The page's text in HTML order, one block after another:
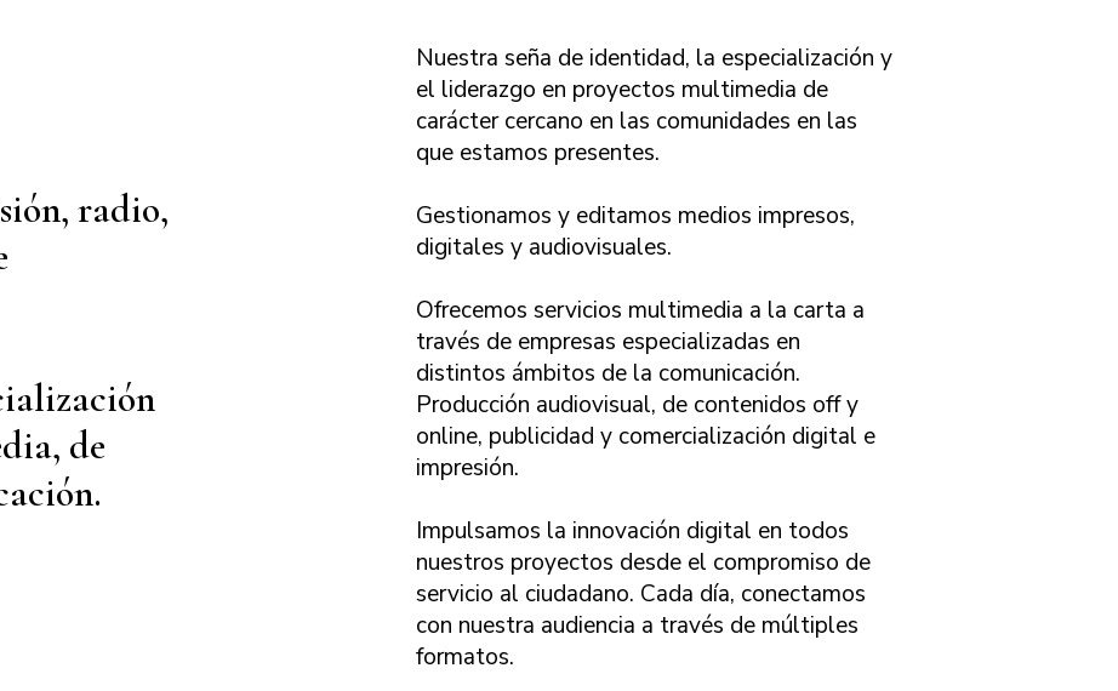
radio,
de
Nuestra seña de identidad, la especialización y
el liderazgo en proyectos multimedia de
carácter cercano en las comunidades en las
que estamos presentes.
Gestionamos y editamos medios impresos,
digitales y audiovisuales.
Ofrecemos servicios multimedia a la carta a
través de empresas especializadas en
distintos ámbitos de la comunicación.
Producción audiovisual, de contenidos off y
online, publicidad y comercialización digital e
impresión.
Impulsamos la innovación digital en todos
nuestros proyectos desde el compromiso de
servicio al ciudadano. Cada día, conectamos
con nuestra audiencia a través de múltiples
formatos.